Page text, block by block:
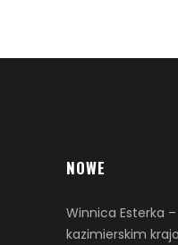
NOWE
Winnica Esterka
kazimierskim